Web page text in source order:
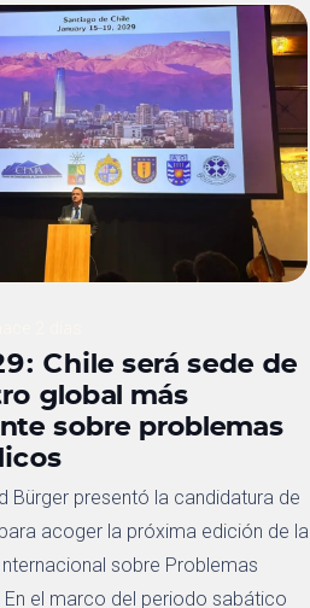
Chile será sede de
global más
sobre problemas
Bürger presentó la candidatura de
acoger la próxima edición de la
sobre Problemas
En el marco del periodo sabático